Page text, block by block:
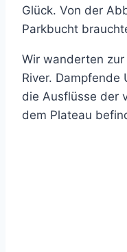
Glück. Von der
Parkbucht
Wir wanderten
River. Dampfende
die Ausflüsse der
dem Plateau